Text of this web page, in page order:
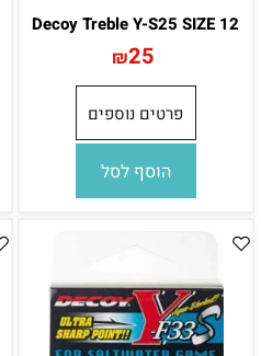
Decoy Treble Y-S25 SIZE 12
₪25
פרטים נוספים
הוסף לסל